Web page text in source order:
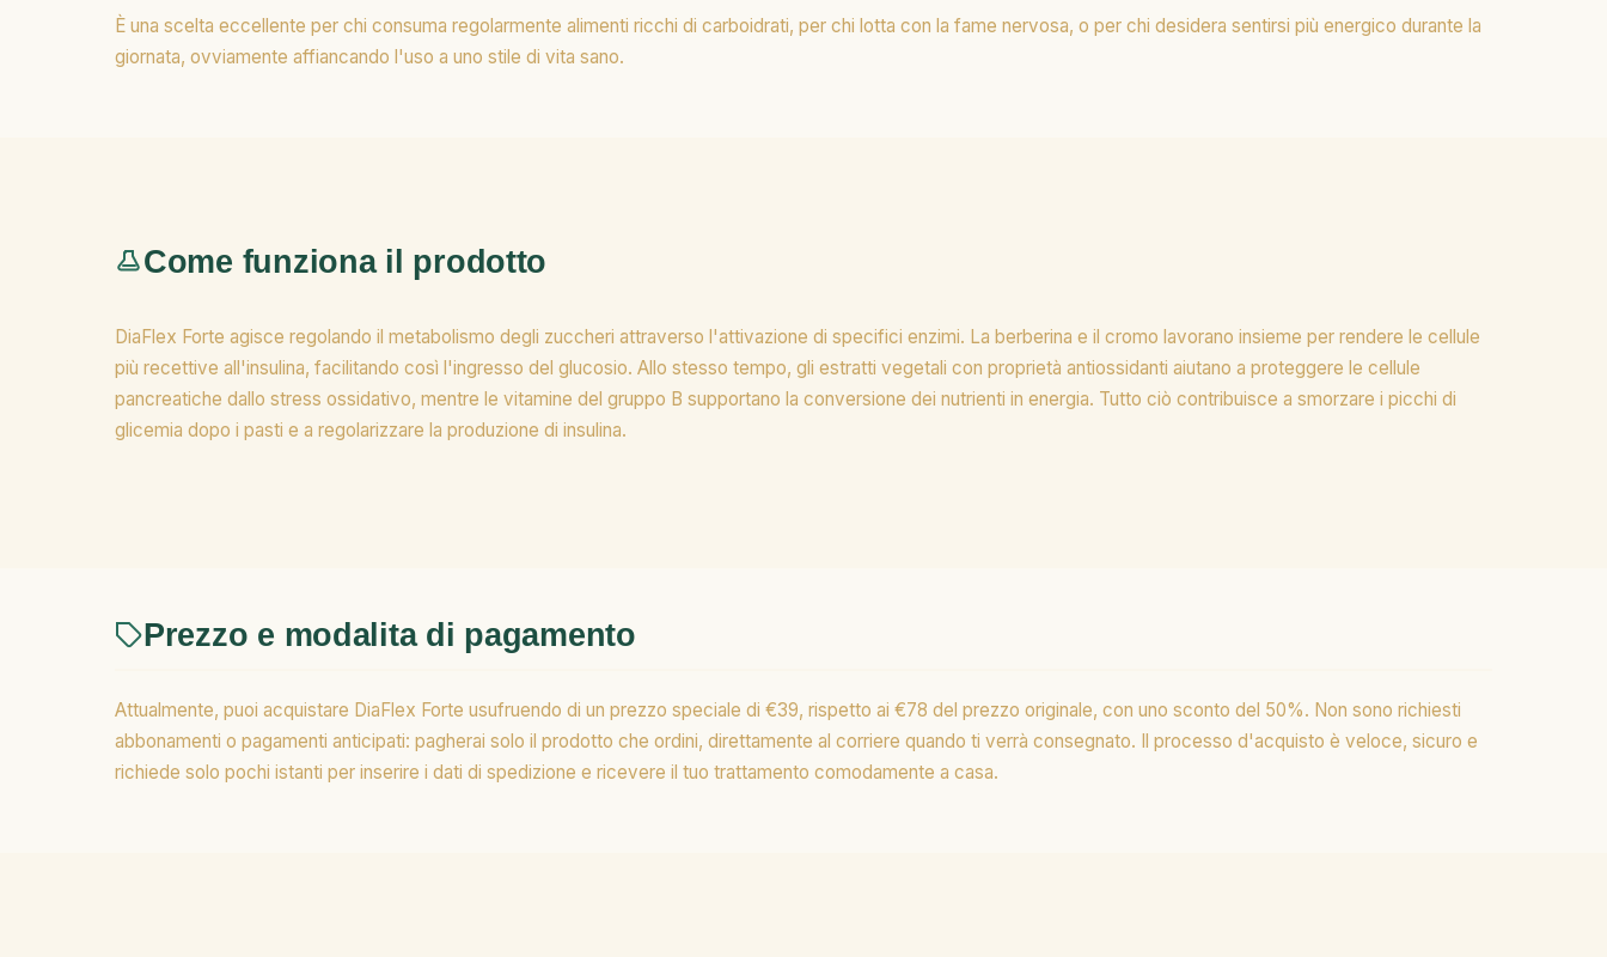
È una scelta eccellente per chi consuma regolarmente alimenti ricchi di carboidrati, per chi lotta con la fame nervosa, o per chi desidera sentirsi più energico durante la
giornata, ovviamente affiancando l'uso a uno stile di vita sano.
Come funziona il prodotto
DiaFlex Forte agisce regolando il metabolismo degli zuccheri attraverso l'attivazione di specifici enzimi. La berberina e il cromo lavorano insieme per rendere le cellule
più recettive all'insulina, facilitando così l'ingresso del glucosio. Allo stesso tempo, gli estratti vegetali con proprietà antiossidanti aiutano a proteggere le cellule
pancreatiche dallo stress ossidativo, mentre le vitamine del gruppo B supportano la conversione dei nutrienti in energia. Tutto ciò contribuisce a smorzare i picchi di
glicemia dopo i pasti e a regolarizzare la produzione di insulina.
Prezzo e modalita di pagamento
Attualmente, puoi acquistare DiaFlex Forte usufruendo di un prezzo speciale di €39, rispetto ai €78 del prezzo originale, con uno sconto del 50%. Non sono richiesti
abbonamenti o pagamenti anticipati: pagherai solo il prodotto che ordini, direttamente al corriere quando ti verrà consegnato. Il processo d'acquisto è veloce, sicuro e
richiede solo pochi istanti per inserire i dati di spedizione e ricevere il tuo trattamento comodamente a casa.